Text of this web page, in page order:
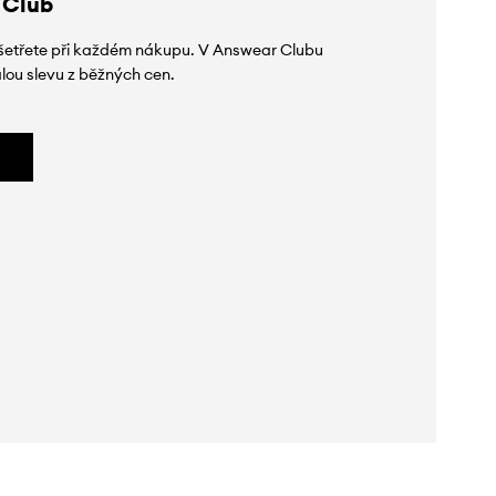
při každém nákupu. V Answear Clubu
slevu z běžných cen.